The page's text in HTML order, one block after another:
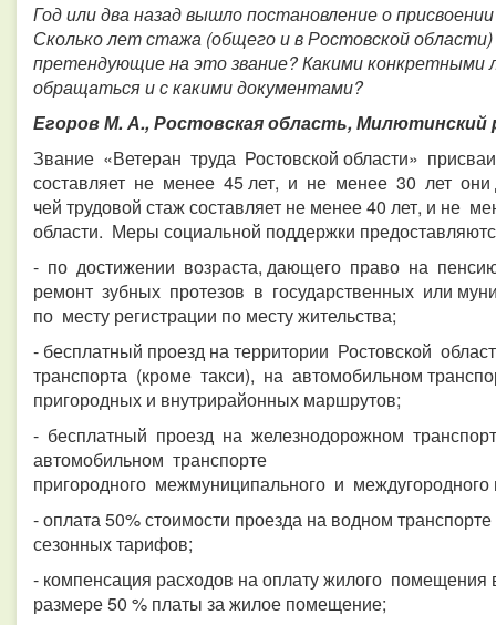
Год или два назад вышло постановление о
Сколько лет стажа (общего и в Ростовской
претендующие на это звание? Какими конкретными
обращаться и с какими документами?
Егоров М. А., Ростовская область, Милютинский
Звание «Ветеран труда Ростовской области»
составляет не менее 45 лет, и не менее 30 лет они
чей трудовой стаж составляет не менее 40 лет, и
области. Меры социальной поддержки
- по достижении возраста, дающего право на
ремонт зубных протезов в государственных или
по месту регистрации по месту жительства;
- бесплатный проезд на территории Ростовской
транспорта (кроме такси), на автомобильном
пригородных и внутрирайонных маршрутов;
- бесплатный проезд на железнодорожном
автомобильном транспорте
пригородного межмуниципального и междугородного
- оплата 50% стоимости проезда на водном
сезонных тарифов;
- компенсация расходов на оплату жилого
размере 50 % платы за жилое помещение;